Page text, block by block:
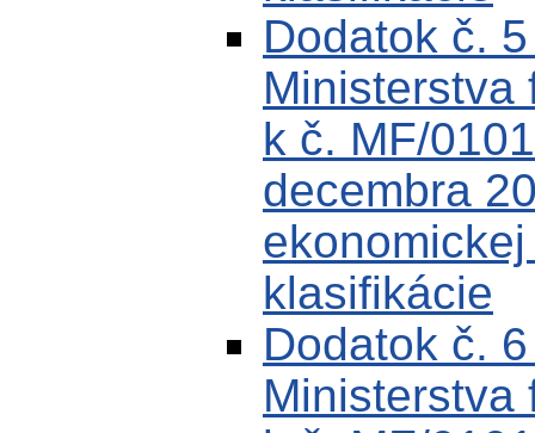
Dodatok č.
Ministerstva
k č. MF/
decembra
klasifikácie
Dodatok č.
Ministerstva